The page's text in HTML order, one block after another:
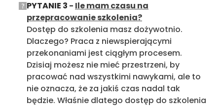
PYTANIE 3 - Ile mam czasu na
przepracowanie szkolenia?
Dostęp do szkolenia masz dożywotnio.
Dlaczego? Praca z niewspierającymi
przekonaniami jest ciągłym procesem.
Dzisiaj możesz nie mieć przestrzeni, by
pracować nad wszystkimi nawykami, ale to
nie oznacza, że za jakiś czas nadal tak
będzie. Właśnie dlatego dostęp do szkolenia